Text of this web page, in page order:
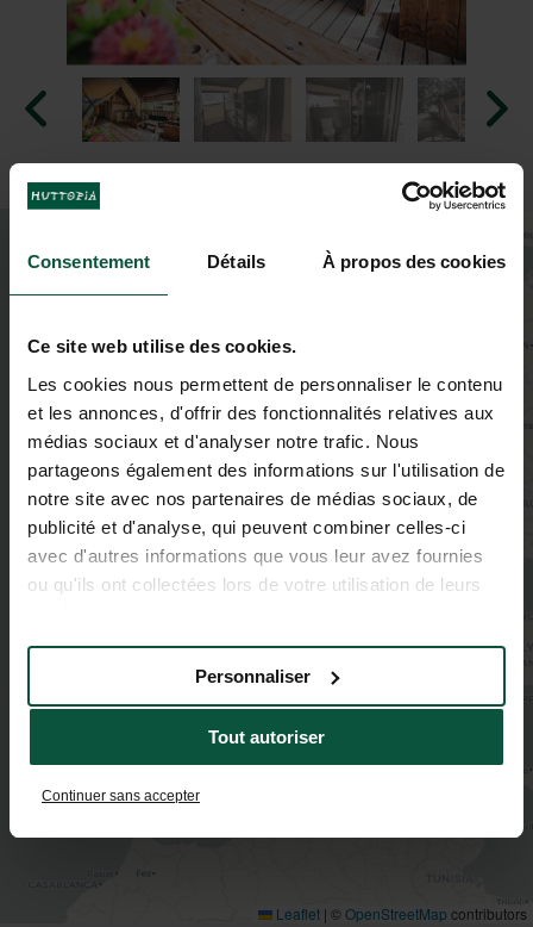
Consentement Détails À propos des cookies
Ce site web utilise des cookies.
Les cookies nous permettent de personnaliser le contenu
et les annonces, d'offrir des fonctionnalités relatives aux
médias sociaux et d'analyser notre trafic. Nous
partageons également des informations sur l'utilisation de
notre site avec nos partenaires de médias sociaux, de
publicité et d'analyse, qui peuvent combiner celles-ci
avec d'autres informations que vous leur avez fournies
ou qu'ils ont collectées lors de votre utilisation de leurs
Tout autoriser
Personnaliser
Continuer sans accepter
−
Leaflet | ©OpenStreetMap contributors